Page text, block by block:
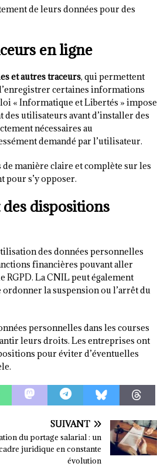
de leurs données pour des
en ligne
et autres traceurs, qui permettent
certaines informations
« Informatique et Libertés » impose
utilisateurs avant d’installer des
nécessaires au
demandé par l’utilisateur.
manière claire et complète sur les
pour s’y opposer.
dispositions
des données personnelles
financières pouvant aller
RGPD. La CNIL peut également
la suspension ou l’arrêt du
personnelles dans les courses
leurs droits. Les entreprises ont
pour éviter d’éventuelles
SUIVANT
du portage salarial : un
juridique en constante
évolution